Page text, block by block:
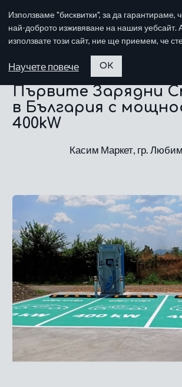
Използваме "бисквитки", за да гарантираме,
най-доброто изживяване на нашия уебсайт.
използвате този сайт, ние ще приемем, че
Научете повече ОК
Първите Зарядни
в България с
400kW
Касим Маркет, гр.